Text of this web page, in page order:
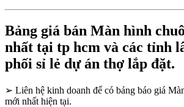
Bảng giá bán Màn hình
nhất tại tp hcm và các tỉnh
phối sỉ lẻ dự án thợ lắp đặt.
➢ Liên hệ kinh doanh để có bảng báo giá
mới nhất hiện tại.